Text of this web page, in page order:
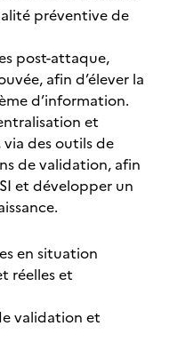
préventive de
post-attaque,
afin d’élever la
d’information.
et
des outils de
de validation, afin
et développer un
en situation
réelles et
validation et